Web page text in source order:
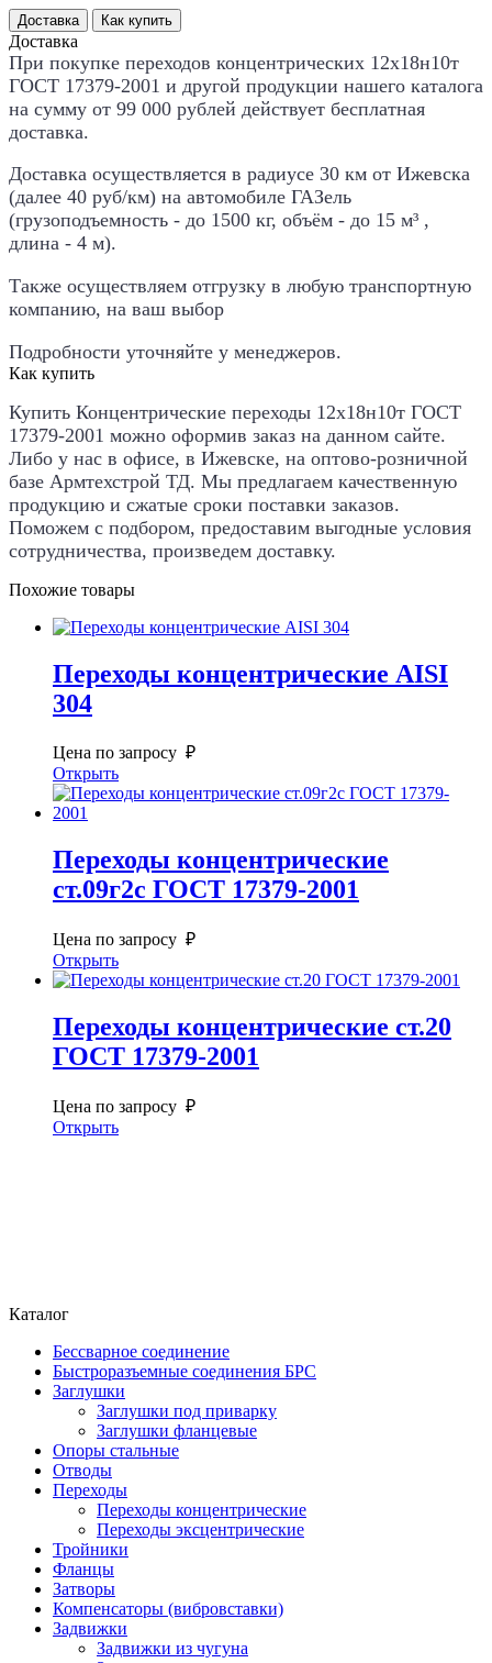
Доставка Как купить
Доставка
При покупке переходов концентрических 12х18н10т
ГОСТ 17379-2001 и другой продукции нашего каталога
на сумму от 99 000 рублей действует бесплатная
доставка.
Доставка осуществляется в радиусе 30 км от Ижевска
(далее 40 руб/км) на автомобиле ГАЗель
(грузоподъемность - до 1500 кг, объём - до 15 м³ ,
длина - 4 м).
Также осуществляем отгрузку в любую транспортную
компанию, на ваш выбор
Подробности уточняйте у менеджеров.
Как купить
Купить Концентрические переходы 12х18н10т ГОСТ
17379-2001 можно оформив заказ на данном сайте.
Либо у нас в офисе, в Ижевске, на оптово-розничной
базе Армтехстрой ТД. Мы предлагаем качественную
продукцию и сжатые сроки поставки заказов.
Поможем с подбором, предоставим выгодные условия
сотрудничества, произведем доставку.
Похожие товары
Переходы концентрические AISI
304
Цена по запросу ₽
Открыть
Переходы концентрические
ст.09г2с ГОСТ 17379-2001
Цена по запросу ₽
Открыть
Переходы концентрические ст.20
ГОСТ 17379-2001
Цена по запросу ₽
Открыть
Каталог
Бессварное соединение
Быстроразъемные соединения БРС
Заглушки
Заглушки под приварку
Заглушки фланцевые
Опоры стальные
Отводы
Переходы
Переходы концентрические
Переходы эксцентрические
Тройники
Фланцы
Затворы
Компенсаторы (вибровставки)
Задвижки
Задвижки из чугуна